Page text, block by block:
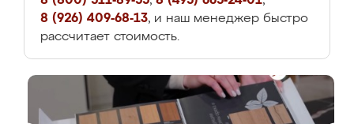
8 (926) 409-68-13, и наш менеджер быстро
рассчитает стоимость.